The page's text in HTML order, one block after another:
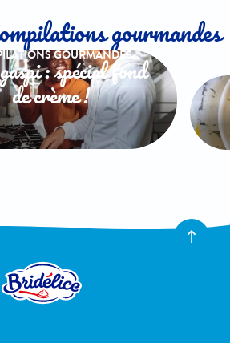
gourmandes
GOURMANDES
: spécial fond
de crème !